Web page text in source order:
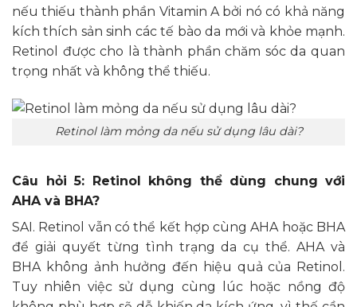
nếu thiếu thành phần Vitamin A bởi nó có khả năng
kích thích sản sinh các tế bào da mới và khỏe mạnh.
Retinol được cho là thành phần chăm sóc da quan
trọng nhất và không thể thiếu.
Retinol làm mỏng da nếu sử dụng lâu dài?
Câu hỏi 5: Retinol không thể dùng chung với
AHA và BHA?
SAI. Retinol vẫn có thể kết hợp cùng AHA hoặc BHA
để giải quyết từng tình trạng da cụ thể. AHA và
BHA không ảnh hưởng đến hiệu quả của Retinol.
Tuy nhiên việc sử dụng cùng lúc hoặc nồng độ